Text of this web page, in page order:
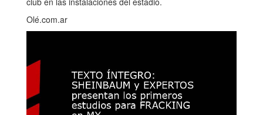
Olé.com.ar